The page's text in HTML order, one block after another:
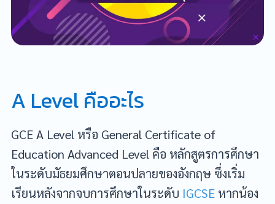
A Level คืออะไร
GCE A Level หรือ General Certificate of
Education Advanced Level คือ หลักสูตรการศึกษา
ในระดับมัธยมศึกษาตอนปลายของอังกฤษ ซึ่งเริ่ม
เรียนหลังจากจบการศึกษาในระดับ IGCSE หากน้อง